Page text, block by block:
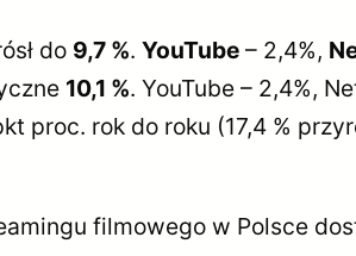
do 9,7 %. YouTube – 2,4%,
10,1 %. YouTube – 2,4%,
proc. rok do roku (17,4 %
filmowego w Polsce